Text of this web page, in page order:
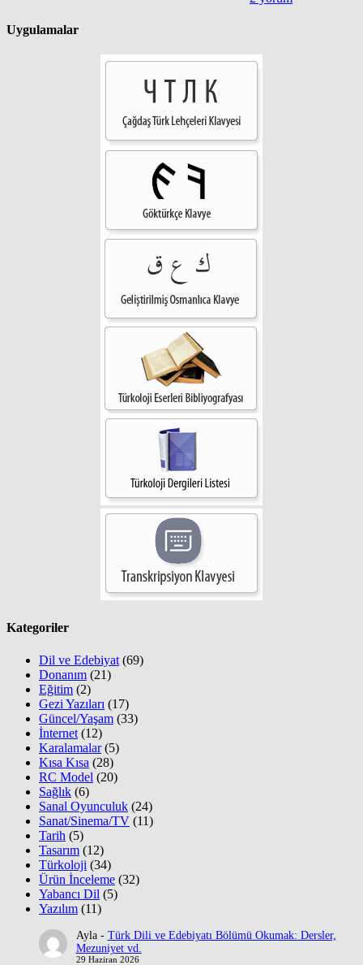
Uygulamalar
Kategoriler
Dil ve Edebiyat (69)
Donanım (21)
Eğitim (2)
Gezi Yazıları (17)
Güncel/Yaşam (33)
İnternet (12)
Karalamalar(5)
Kısa Kısa (28)
RC Model (20)
Sağlık (6)
Sanal Oyunculuk (24)
Sanat/Sinema/TV (11)
Tarih (5)
Tasarım (12)
Türkoloji (34)
Ürün İnceleme (32)
Yabancı Dil (5)
Yazılım (11)
Ayla- Türk Dili ve Edebiyatı Bölümü Okumak: Dersler,
Mezuniyet vd.
29 Haziran 2026